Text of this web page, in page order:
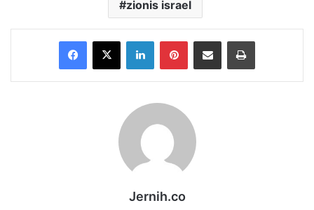
zionis israel
Facebook
X LinkedInPinterestShare via Email Print
Jernih.co